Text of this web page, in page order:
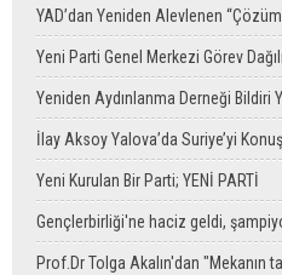
YAD’dan Yeniden Alevlenen
Yeni Parti Genel Merkezi Görev
Yeniden Aydınlanma Derneği Bildiri
İlay Aksoy Yalova’da Suriye’yi
Yeni Kurulan Bir Parti; YENİ PARTİ
Gençlerbirliği'ne haciz geldi,
Prof.Dr Tolga Akalın'dan "Mekanın